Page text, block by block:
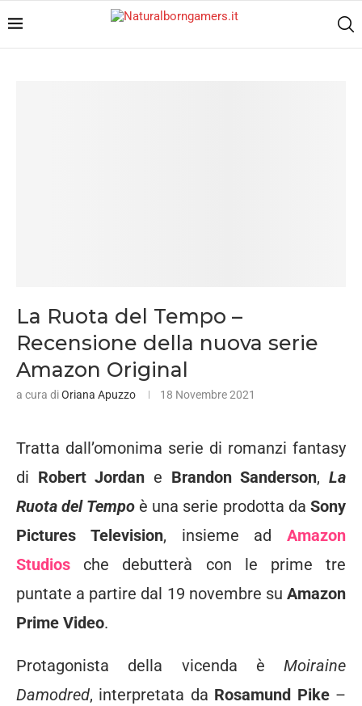
La Ruota del Tempo –
Recensione della nuova serie
Amazon Original
a cura diOriana Apuzzo 18 Novembre 2021
Tratta dall’omonima serie di romanzi fantasy
di Robert Jordan e Brandon Sanderson,La
Ruota del Tempoè una serie prodotta da Sony
Pictures Television, insieme ad Amazon
Studios che debutterà con le prime tre
puntate a partire dal 19 novembre su Amazon
Prime Video.
Protagonista della vicenda è Moiraine
Damodred, interpretata da Rosamund Pike–